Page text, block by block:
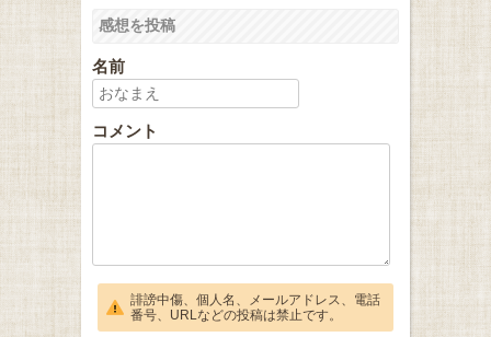
感想を投稿
名前
コメント
誹謗中傷、個人名、メールアドレス、電話
番号、URLなどの投稿は禁止です。